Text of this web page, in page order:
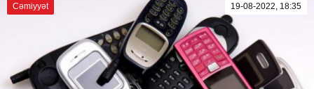
Cəmiyyət 19-08-2022, 18:35